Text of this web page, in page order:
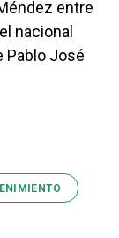
entre
nacional
Pablo José